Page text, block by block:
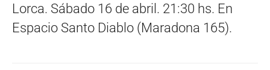
Lorca. Sábado 16 de abril. 21:30 hs. En
Espacio Santo Diablo (Maradona 165).